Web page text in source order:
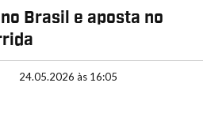
Brasil e aposta no
24.05.2026 às 16:05